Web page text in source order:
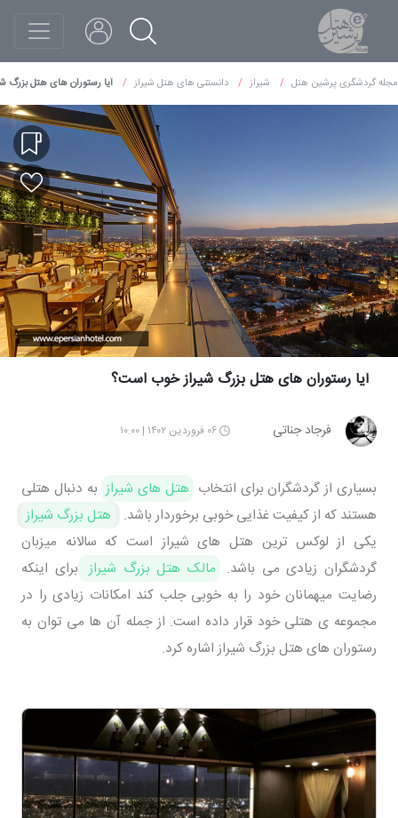
مجله گردشگری پرشین هتل شیراز دانستنی های هتل شیراز آیا رستوران های هتل بزرگ
آیا رستوران های هتل بزرگ شیراز خوب است؟
فرجاد جناتی ۰۶ فروردین ۱۴۰۲ | ۱۰:۰۰
بسیاری از گردشگران برای انتخاب هتل های شیراز به دنبال هتلی
هستند که از کیفیت غذایی خوبی برخوردار باشد.
هتل بزرگ شیراز
یکی از لوکس ترین هتل های شیراز است که سالانه میزبان
گردشگران زیادی می باشد. مالک هتل بزرگ شیراز برای اینکه
رضایت میهمانان خود را به خوبی جلب کند امکانات زیادی را در
مجموعه ی هتلی خود قرار داده است. از جمله آن ها می توان به
رستوران های هتل بزرگ شیراز اشاره کرد.